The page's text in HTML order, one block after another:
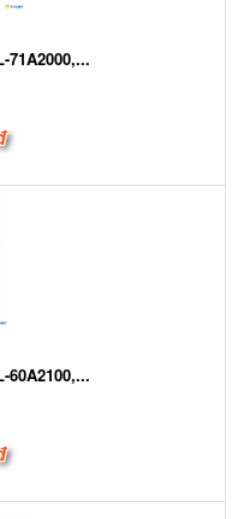
71A2000,...
60A2100,...